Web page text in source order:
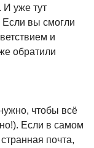
И уже тут
Если вы смогли
и
обратили
чтобы всё
Если в самом
почта,